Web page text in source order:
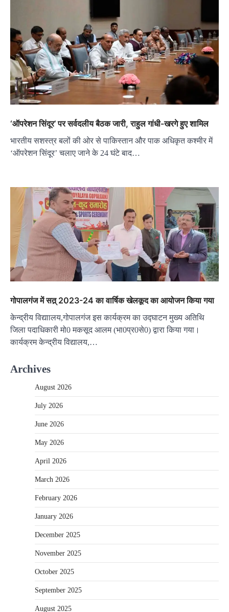
‘ऑपरेशन सिंदूर’ पर सर्वदलीय बैठक जारी, राहुल गांधी-खरगे हुए शामिल
भारतीय सशस्त्र बलों की ओर से पाकिस्तान और पाक अधिकृत कश्मीर में
‘ऑपरेशन सिंदूर’ चलाए जाने के 24 घंटे बाद…
गोपालगंज में सत्र् 2023-24 का वार्षिक खेलकूद का आयोजन किया गया
केन्द्रीय विद्याालय,गोपालगंज इस कार्यक्रम का उद्घाटन मुख्य अतिथि
जिला पदाधिकारी मो0 मकसूद आलम (भा0प्र0से0) द्वारा किया गया।
कार्यक्रम केन्द्रीय विद्यालय,…
Archives
August 2026
July 2026
June 2026
May 2026
April 2026
March 2026
February 2026
January 2026
December 2025
November 2025
October 2025
September 2025
August 2025